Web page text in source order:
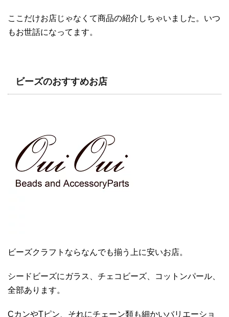
ここだけお店じゃなくて商品の紹介しちゃいました。いつ
もお世話になってます。
ビーズのおすすめお店
ビーズクラフトならなんでも揃う上に安いお店。
シードビーズにガラス、チェコビーズ、コットンパール、
全部あります。
CカンやTピン、それにチェーン類も細かいバリエーショ